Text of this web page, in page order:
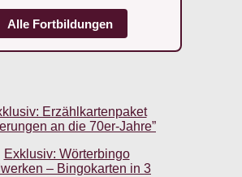
Alle Fortbildungen